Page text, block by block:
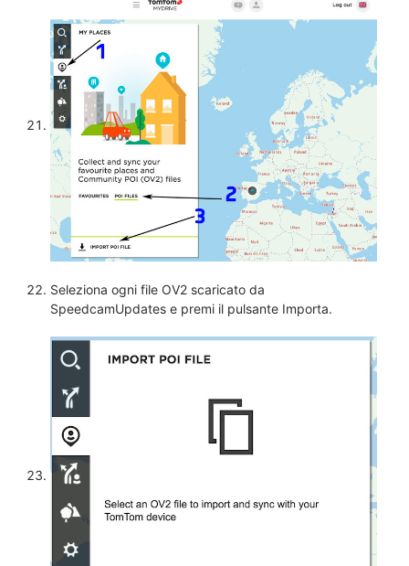
Seleziona ogni file OV2 scaricato da
SpeedcamUpdates e premi il pulsante Importa.